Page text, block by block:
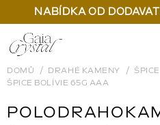
NABÍDKA OD
Přejít
na
obsah
DOMŮ DRAHÉ KAMENY ŠPICE
ŠPICE BOLÍVIE 65G AAA